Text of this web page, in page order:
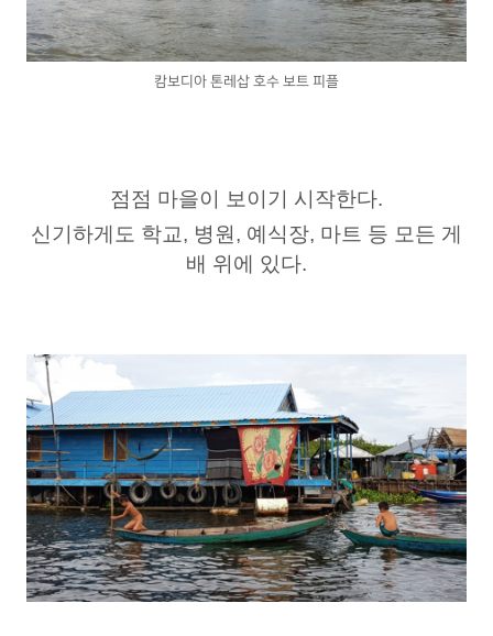
캄보디아 톤레삽 호수 보트 피플
점점 마을이 보이기 시작한다.
신기하게도 학교, 병원, 예식장, 마트 등 모든 게
배 위에 있다.